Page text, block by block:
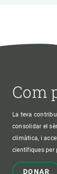
Com
La teva
consolidar el
climàtica, i
científiques per
DONAR